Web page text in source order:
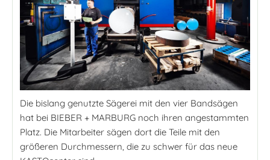
Die bislang genutzte Sägerei mit den vier Bandsägen
hat bei BIEBER + MARBURG noch ihren angestammten
Platz. Die Mitarbeiter sägen dort die Teile mit den
größeren Durchmessern, die zu schwer für das neue